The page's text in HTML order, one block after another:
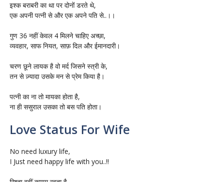
इश्क बराबरी का था पर दोनों डरते थे,
एक अपनी पत्नी से और एक अपने पति से..।।
गुण 36 नहीं केवल 4 मिलने चाहिए अच्छा,
व्यवहार, साफ नियत, साफ़ दिल और ईमानदारी।
चरण छूने लायक है वो मर्द जिसने स्त्री के,
तन से ज़्यादा उसके मन से प्रेम किया है।
पत्नी का ना तो मायका होता है,
ना ही ससुराल उसका तो बस पति होता।
Love Status For Wife
No need luxury life,
I Just need happy life with you..!!